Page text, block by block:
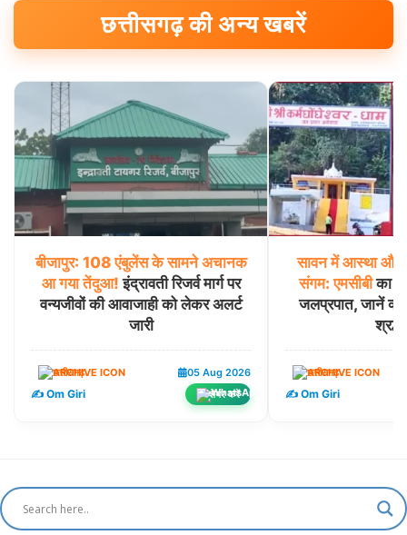
छत्तीसगढ़ की अन्य खबरें
बीजापुर: 108 एंबुलेंस के सामने अचानक
आ गया तेंदुआ! इंद्रावती रिजर्व मार्ग पर
वन्यजीवों की आवाजाही को लेकर अलर्ट
जारी
छत्तीसगढ़ 05 Aug 2026
✍️ Om Giri शेयर करें
सावन में आस्था और
संगम: एमसीबीका
जलप्रपात, जानें
छत्तीसगढ़
✍️ Om Giri